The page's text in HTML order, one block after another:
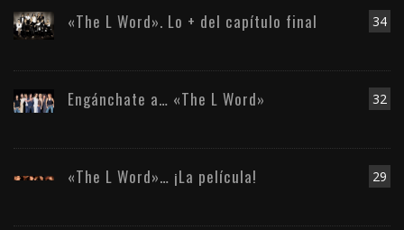
34
«The L Word». Lo + del capítulo final
32
Engánchate a… «The L Word»
29
«The L Word»… ¡La película!